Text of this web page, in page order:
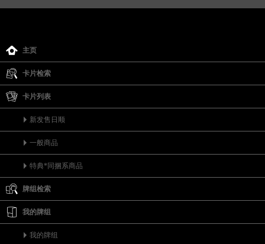
主页
卡片检索
卡片列表
新发售日顺
一般商品
特典*同捆系商品
牌组检索
我的牌组
我的牌组